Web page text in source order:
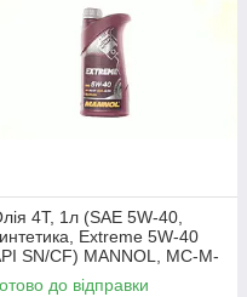
4T, 1л (SAE 5W-40,
Extreme 5W-40
SN/CF) MANNOL, MC-M-
до відправки